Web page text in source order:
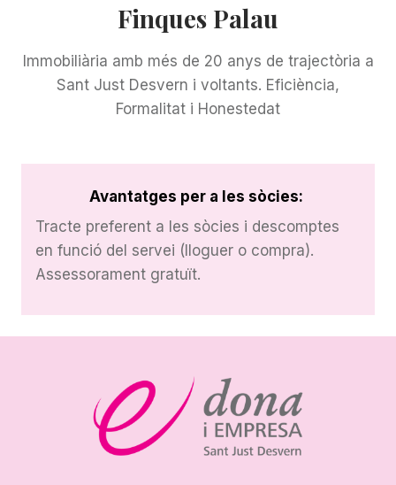
Finques Palau
Immobiliària amb més de 20 anys de trajectòria a
Sant Just Desvern i voltants. Eficiència,
Formalitat i Honestedat
Avantatges per a les sòcies:
Tracte preferent a les sòcies i descomptes
en funció del servei (lloguer o compra).
Assessorament gratuït.